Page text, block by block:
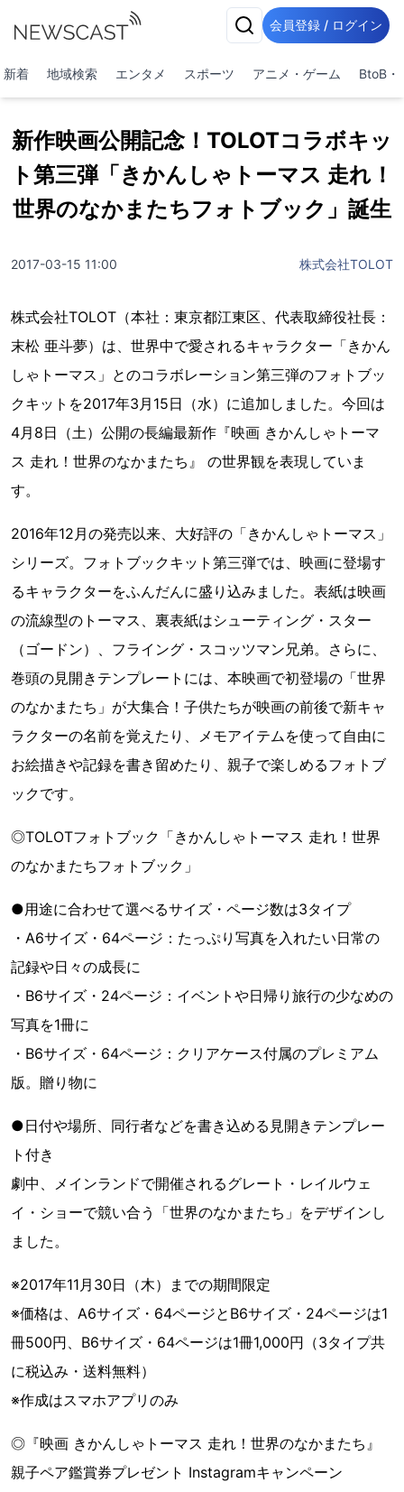
会員登録 / ログイン
新着 地域検索 エンタメ スポーツ アニメ・ゲーム BtoB・
新作映画公開記念！TOLOTコラボキッ
ト第三弾「きかんしゃトーマス 走れ！
世界のなかまたちフォトブック」誕生
2017-03-15 11:00 株式会社TOLOT
株式会社TOLOT（本社：東京都江東区、代表取締役社長：
末松 亜斗夢）は、世界中で愛されるキャラクター「きかん
しゃトーマス」とのコラボレーション第三弾のフォトブッ
クキットを2017年3月15日（水）に追加しました。今回は
4月8日（土）公開の長編最新作『映画 きかんしゃトーマ
ス 走れ！世界のなかまたち』 の世界観を表現していま
す。
2016年12月の発売以来、大好評の「きかんしゃトーマス」
シリーズ。フォトブックキット第三弾では、映画に登場す
るキャラクターをふんだんに盛り込みました。表紙は映画
の流線型のトーマス、裏表紙はシューティング・スター
（ゴードン）、フライング・スコッツマン兄弟。さらに、
巻頭の見開きテンプレートには、本映画で初登場の「世界
のなかまたち」が大集合！子供たちが映画の前後で新キャ
ラクターの名前を覚えたり、メモアイテムを使って自由に
お絵描きや記録を書き留めたり、親子で楽しめるフォトブ
ックです。
◎TOLOTフォトブック「きかんしゃトーマス 走れ！世界
のなかまたちフォトブック」
●用途に合わせて選べるサイズ・ページ数は3タイプ
・A6サイズ・64ページ：たっぷり写真を入れたい日常の
記録や日々の成長に
・B6サイズ・24ページ：イベントや日帰り旅行の少なめの
写真を1冊に
・B6サイズ・64ページ：クリアケース付属のプレミアム
版。贈り物に
●日付や場所、同行者などを書き込める見開きテンプレー
ト付き
劇中、メインランドで開催されるグレート・レイルウェ
イ・ショーで競い合う「世界のなかまたち」をデザインし
ました。
※2017年11月30日（木）までの期間限定
※価格は、A6サイズ・64ページとB6サイズ・24ページは1
冊500円、B6サイズ・64ページは1冊1,000円（3タイプ共
に税込み・送料無料）
※作成はスマホアプリのみ
◎『映画 きかんしゃトーマス 走れ！世界のなかまたち』
親子ペア鑑賞券プレゼント Instagramキャンペーン